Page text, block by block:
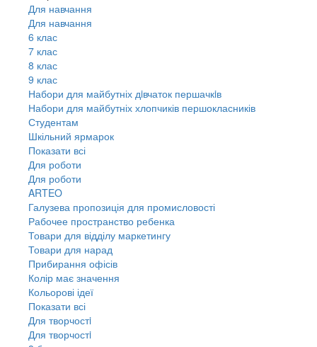
Для навчання
Для навчання
6 клас
7 клас
8 клас
9 клас
Набори для майбутніх дiвчаток першачкiв
Набори для майбутніх хлопчиків першокласників
Студентам
Шкільний ярмарок
Показати всі
Для роботи
Для роботи
ARTEO
Галузева пропозиція для промисловості
Рабочее пространство ребенка
Товари для відділу маркетингу
Товари для нарад
Прибирання офісів
Колір має значення
Кольорові ідеї
Показати всі
Для творчостi
Для творчостi